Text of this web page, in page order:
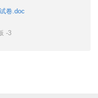
卷.doc
-3